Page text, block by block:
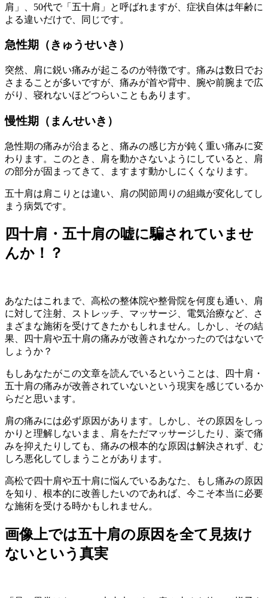
肩」、50代で「五十肩」と呼ばれますが、症状自体は年齢に
よる違いだけで、同じです。
急性期（きゅうせいき）
突然、肩に鋭い痛みが起こるのが特徴です。痛みは数日でお
さまることが多いですが、痛みが首や背中、腕や前腕まで広
がり、寝れないほどつらいこともあります。
慢性期（まんせいき）
急性期の痛みが治まると、痛みの感じ方が鈍く重い痛みに変
わります。このとき、肩を動かさないようにしていると、肩
の部分が固まってきて、ますます動かしにくくなります。
五十肩は肩こりとは違い、肩の関節周りの組織が変化してし
まう病気です。
四十肩・五十肩の嘘に騙されていませ
んか！？
あなたはこれまで、高松の整体院や整骨院を何度も通い、肩
に対して注射、ストレッチ、マッサージ、電気治療など、さ
まざまな施術を受けてきたかもしれません。しかし、その結
果、四十肩や五十肩の痛みが改善されなかったのではないで
しょうか？
もしあなたがこの文章を読んでいるということは、四十肩・
五十肩の痛みが改善されていないという現実を感じているか
らだと思います。
肩の痛みには必ず原因があります。しかし、その原因をしっ
かりと理解しないまま、肩をただマッサージしたり、薬で痛
みを抑えたりしても、痛みの根本的な原因は解決されず、む
しろ悪化してしまうことがあります。
高松で四十肩や五十肩に悩んでいるあなた、もし痛みの原因
を知り、根本的に改善したいのであれば、今こそ本当に必要
な施術を受ける時かもしれません。
画像上では五十肩の原因を全て見抜け
ないという真実